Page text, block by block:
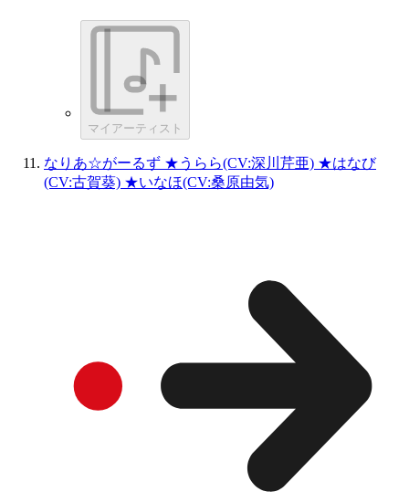
マイアーティスト
なりあ☆がーるず ★うらら(CV:深川芹亜) ★はなび
(CV:古賀葵) ★いなほ(CV:桑原由気)